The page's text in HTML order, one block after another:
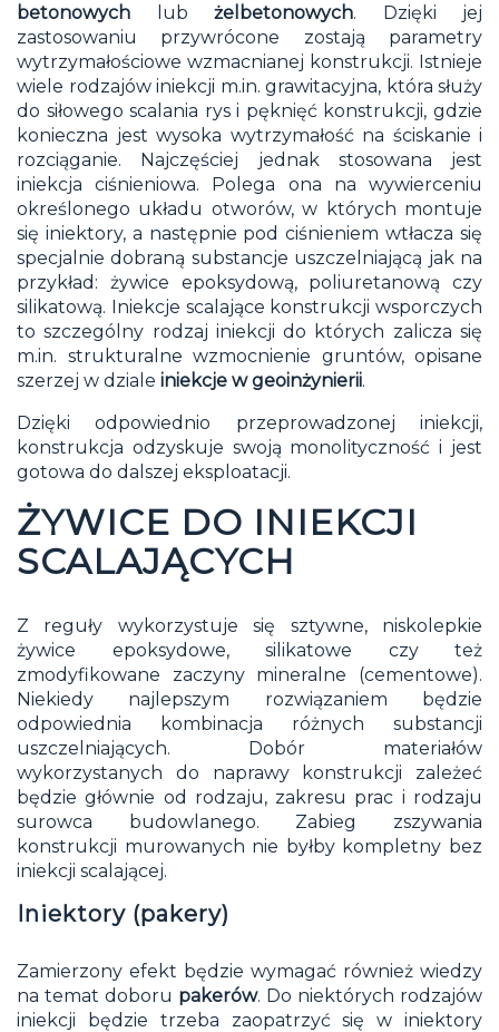
betonowych
lub żelbetonowych. Dzięki jej
zastosowaniu przywrócone zostają parametry
wytrzymałościowe wzmacnianej konstrukcji. Istnieje
wiele rodzajów iniekcji m.in. grawitacyjna, która służy
do siłowego scalania rys i pęknięć konstrukcji, gdzie
konieczna jest wysoka wytrzymałość na ściskanie i
rozciąganie. Najczęściej jednak stosowana jest
iniekcja ciśnieniowa. Polega ona na wywierceniu
określonego układu otworów, w których montuje
się iniektory, a następnie pod ciśnieniem wtłacza się
specjalnie dobraną substancje uszczelniającą jak na
przykład: żywice epoksydową, poliuretanową czy
silikatową. Iniekcje scalające konstrukcji wsporczych
to szczególny rodzaj iniekcji do których zalicza się
m.in. strukturalne wzmocnienie gruntów, opisane
szerzej w dziale iniekcje w geoinżynierii.
Dzięki odpowiednio przeprowadzonej iniekcji,
konstrukcja odzyskuje swoją monolityczność i jest
gotowa do dalszej eksploatacji.
ŻYWICE DO INIEKCJI
SCALAJĄCYCH
Z reguły wykorzystuje się sztywne, niskolepkie
żywice epoksydowe, silikatowe czy też
zmodyfikowane zaczyny mineralne (cementowe).
Niekiedy najlepszym rozwiązaniem będzie
odpowiednia kombinacja różnych substancji
uszczelniających. Dobór materiałów
wykorzystanych do naprawy konstrukcji zależeć
będzie głównie od rodzaju, zakresu prac i rodzaju
surowca budowlanego. Zabieg zszywania
konstrukcji murowanych nie byłby kompletny bez
iniekcji scalającej.
Iniektory (pakery)
Zamierzony efekt będzie wymagać również wiedzy
na temat doboru pakerów. Do niektórych rodzajów
iniekcji będzie trzeba zaopatrzyć się w iniektory